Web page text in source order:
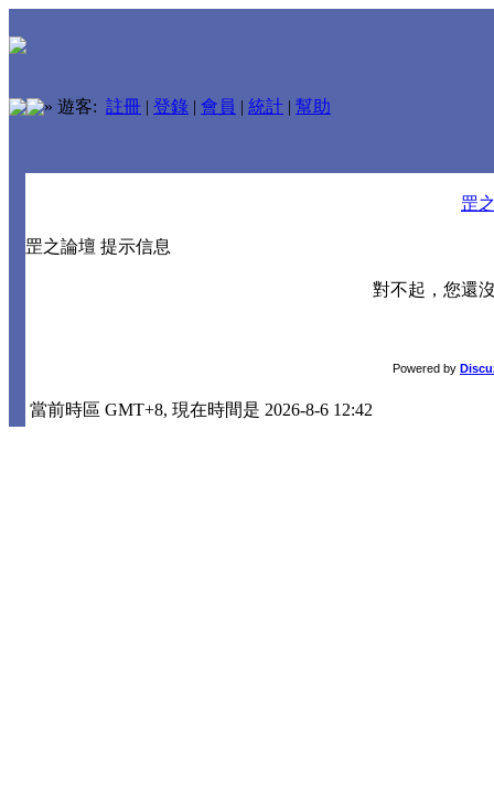
» 遊客: 註冊 | 登錄 | 會員 | 統計 | 幫助
罡
罡之論壇 提示信息
對不起，您還
Powered by
當前時區 GMT+8, 現在時間是 2026-8-6 12:42